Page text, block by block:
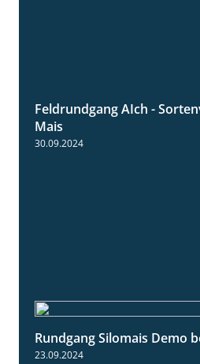
Feldrundgang AIch -
Mais
Rundgang Silomais Demo
23.09.2024